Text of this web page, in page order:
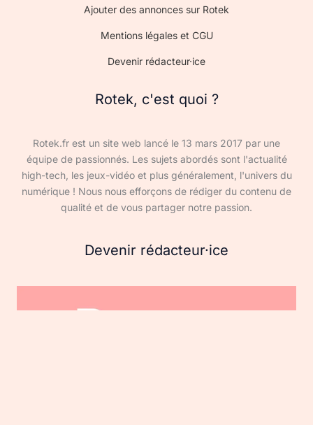
Ajouter des annonces sur Rotek
Mentions légales et CGU
Devenir rédacteur·ice
Rotek, c'est quoi ?
Rotek.fr est un site web lancé le 13 mars 2017 par une
équipe de passionnés. Les sujets abordés sont l'actualité
high-tech, les jeux-vidéo et plus généralement, l'univers du
numérique ! Nous nous efforçons de rédiger du contenu de
qualité et de vous partager notre passion.
Devenir rédacteur·ice